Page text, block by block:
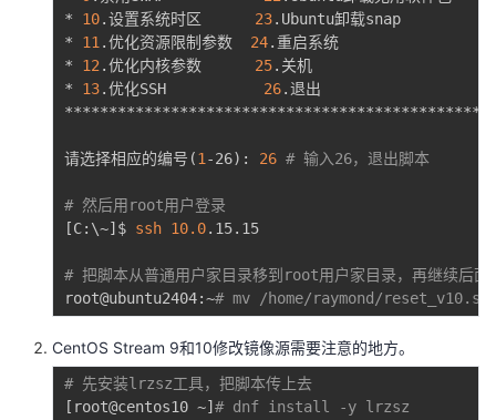
* 10.设置系统时区 23.Ubuntu卸载snap
* 11.优化资源限制参数 24.重启系统
* 12.优化内核参数 25.关机
* 13.优化SSH 26.退出
请选择相应的编号 (1-26) : 26 # 输入26，退出脚本
# 然后用root用户登录
[C: \~] $ ssh 10.0.15.15
# 把脚本从普通用户家目录移到root用户家目录，再继续后面
root@ubuntu2404:~# mv /home/raymond/
CentOS Stream 9和10修改镜像源需要注意的地方。
# 先安装lrzsz工具，把脚本传上去
[ root@centos10 ~] # dnf install -y lrzsz